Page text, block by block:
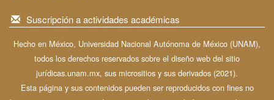
Suscripción a actividades académicas
Hecho en México, Universidad Nacional Autónoma de México (UNAM),
todos los derechos reservados sobre el diseño web del sitio
jurídicas.unam.mx, sus micrositios y sus derivados (2021).
Esta página y sus contenidos pueden ser reproducidos con fines no